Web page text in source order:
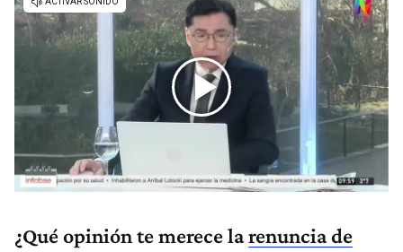
¿Qué opinión te merece larenuncia de